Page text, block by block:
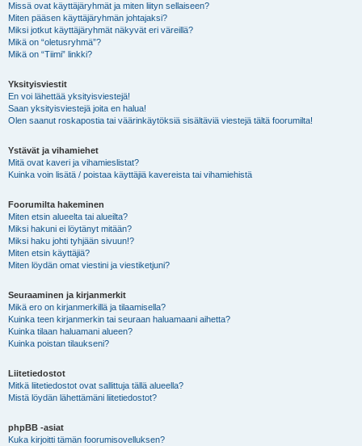
Missä ovat käyttäjäryhmät ja miten liityn sellaiseen?
Miten pääsen käyttäjäryhmän johtajaksi?
Miksi jotkut käyttäjäryhmät näkyvät eri väreillä?
Mikä on “oletusryhmä”?
Mikä on “Tiimi” linkki?
Yksityisviestit
En voi lähettää yksityisviestejä!
Saan yksityisviestejä joita en halua!
Olen saanut roskapostia tai väärinkäytöksiä sisältäviä viestejä tältä foorumilta!
Ystävät ja vihamiehet
Mitä ovat kaveri ja vihamieslistat?
Kuinka voin lisätä / poistaa käyttäjiä kavereista tai vihamiehistä
Foorumilta hakeminen
Miten etsin alueelta tai alueilta?
Miksi hakuni ei löytänyt mitään?
Miksi haku johti tyhjään sivuun!?
Miten etsin käyttäjiä?
Miten löydän omat viestini ja viestiketjuni?
Seuraaminen ja kirjanmerkit
Mikä ero on kirjanmerkillä ja tilaamisella?
Kuinka teen kirjanmerkin tai seuraan haluamaani aihetta?
Kuinka tilaan haluamani alueen?
Kuinka poistan tilaukseni?
Liitetiedostot
Mitkä liitetiedostot ovat sallittuja tällä alueella?
Mistä löydän lähettämäni liitetiedostot?
phpBB -asiat
Kuka kirjoitti tämän foorumisovelluksen?